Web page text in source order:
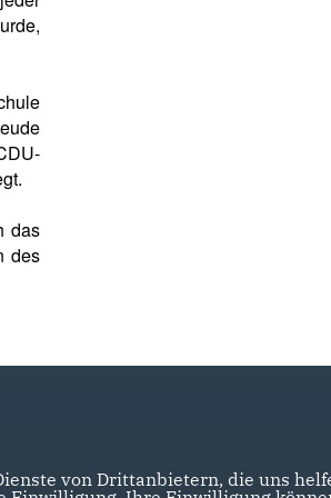
das
des
von Drittanbietern, die uns